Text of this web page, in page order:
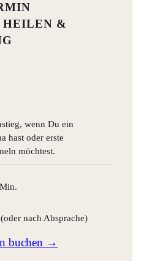
HEILEN &
wenn Du ein
hast oder erste
möchtest.
nach Absprache)
buchen →